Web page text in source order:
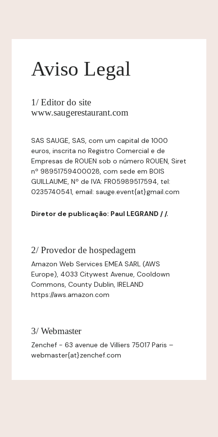
Aviso Legal
1/ Editor do site
www.saugerestaurant.com
SAS SAUGE, SAS, com um capital de 1000
euros, inscrita no Registro Comercial e de
Empresas de ROUEN sob o número ROUEN, Siret
nº 98951759400028, com sede em BOIS
GUILLAUME, Nº de IVA: FR05989517594, tel:
0235740541, email: sauge.event{at}gmail.com
Diretor de publicação: Paul LEGRAND / /.
2/ Provedor de hospedagem
Amazon Web Services EMEA SARL (AWS
Europe), 4033 Citywest Avenue, Cooldown
Commons, County Dublin, IRELAND
https://aws.amazon.com
3/ Webmaster
Zenchef - 63 avenue de Villiers 75017 Paris –
webmaster{at}zenchef.com